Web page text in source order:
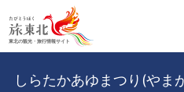
しらたかあゆまつり(やま